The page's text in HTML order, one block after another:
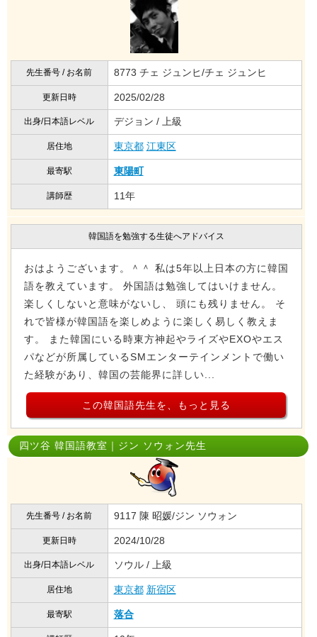
先生番号 / お名前 8773 チェ ジュンヒ/チェ ジュンヒ
更新日時 2025/02/28
出身/日本語レベル デジョン / 上級
居住地 東京都 江東区
最寄駅 東陽町
講師歴 11年
韓国語を勉強する生徒へアドバイス
おはようございます。＾＾ 私は5年以上日本の方に韓国
語を教えています。 外国語は勉強してはいけません。
楽しくしないと意味がないし、 頭にも残りません。 そ
れで皆様が韓国語を楽しめように楽しく易しく教えま
す。 また韓国にいる時東方神起やライズやEXOやエス
パなどが所属しているSMエンターテインメントで働い
た経験があり、韓国の芸能界に詳しい...
この韓国語先生を、もっと見る
四ツ谷 韓国語教室｜ジン ソウォン先生
先生番号 / お名前 9117 陳 昭媛/ジン ソウォン
更新日時 2024/10/28
出身/日本語レベル ソウル / 上級
居住地 東京都 新宿区
最寄駅 落合